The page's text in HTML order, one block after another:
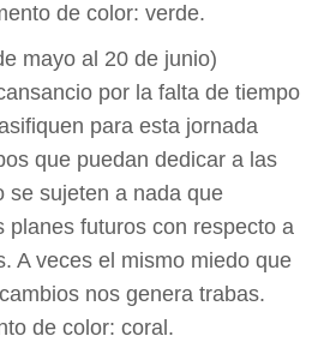
de color: verde.
mayo al 20 de junio)
por la falta de tiempo
para esta jornada
que puedan dedicar a las
se sujeten a nada que
planes futuros con respecto a
A veces el mismo miedo que
nos genera trabas.
de color: coral.